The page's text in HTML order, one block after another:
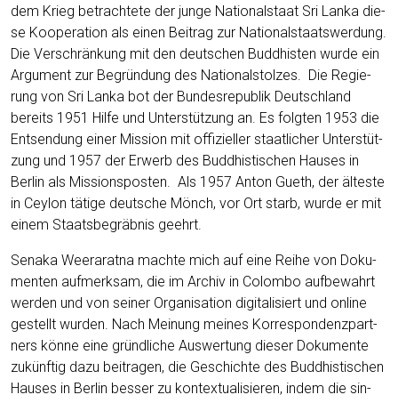
dem Krieg betrach­te­te der jun­ge Natio­nal­staat Sri Lan­ka die­
se Koope­ra­ti­on als einen Bei­trag zur Natio­nal­staats­wer­dung.
Die Ver­schrän­kung mit den deut­schen Bud­dhis­ten wur­de ein
Argu­ment zur Begrün­dung des Natio­nal­stol­zes. Die Regie­
rung von Sri Lan­ka bot der Bun­des­re­pu­blik Deutsch­land
bereits 1951 Hil­fe und Unter­stüt­zung an. Es folg­ten 1953 die
Ent­sen­dung einer Mis­si­on mit offi­zi­el­ler staat­li­cher Unter­stüt­
zung und 1957 der Erwerb des Bud­dhis­ti­schen Hau­ses in
Ber­lin als Mis­si­ons­pos­ten. Als 1957 Anton Gueth, der ältes­te
in Cey­lon täti­ge deut­sche Mönch, vor Ort starb, wur­de er mit
einem Staats­be­gräb­nis geehrt.
Sena­ka Weera­rat­na mach­te mich auf eine Rei­he von Doku­
men­ten auf­merk­sam, die im Archiv in Colom­bo auf­be­wahrt
wer­den und von sei­ner Orga­ni­sa­ti­on digi­ta­li­siert und online
gestellt wur­den. Nach Mei­nung mei­nes Kor­re­spon­denz­part­
ners kön­ne eine gründ­li­che Aus­wer­tung die­ser Doku­men­te
zukünf­tig dazu bei­tra­gen, die Geschich­te des Bud­dhis­ti­schen
Hau­ses in Ber­lin bes­ser zu kon­tex­tua­li­sie­ren, indem die sin­